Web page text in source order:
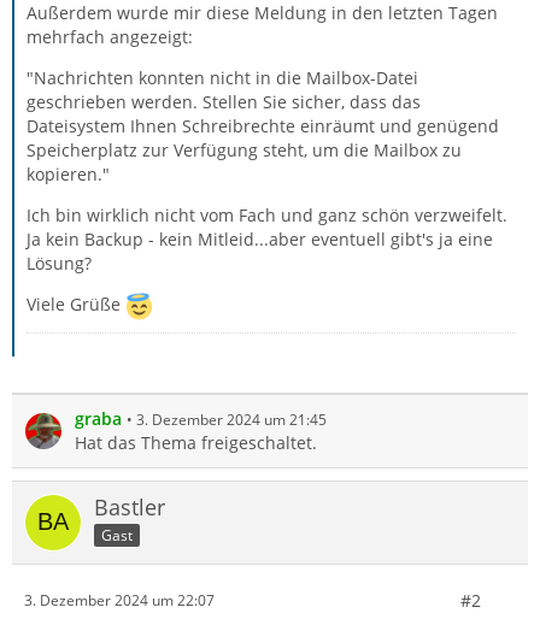
Außerdem wurde mir diese Meldung in den letzten Tagen
mehrfach angezeigt:
"Nachrichten konnten nicht in die Mailbox-Datei
geschrieben werden. Stellen Sie sicher, dass das
Dateisystem Ihnen Schreibrechte einräumt und genügend
Speicherplatz zur Verfügung steht, um die Mailbox zu
kopieren."
Ich bin wirklich nicht vom Fach und ganz schön verzweifelt.
Ja kein Backup - kein Mitleid...aber eventuell gibt's ja eine
Lösung?
Viele Grüße
graba 3. Dezember 2024 um 21:45
Hat das Thema freigeschaltet.
Bastler
Gast
3. Dezember 2024 um 22:07 #2